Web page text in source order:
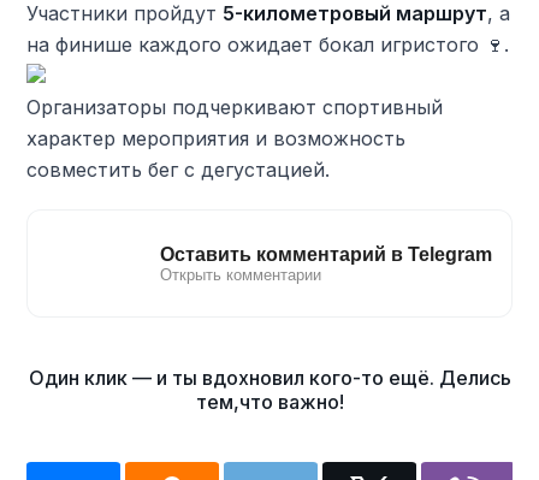
Участники пройдут 5-километровый маршрут, а
на финише каждого ожидает бокал игристого 🍷.
Организаторы подчеркивают спортивный
характер мероприятия и возможность
совместить бег с дегустацией.